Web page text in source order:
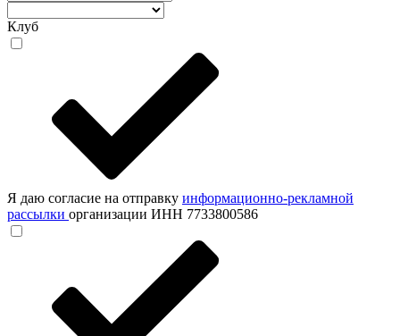
Клуб
Я даю согласие на отправку информационно-рекламной
рассылки организации ИНН 7733800586